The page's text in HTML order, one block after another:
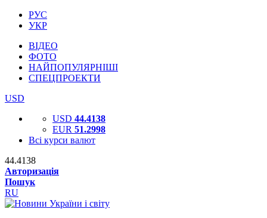
РУС
УКР
ВІДЕО
ФОТО
НАЙПОПУЛЯРНІШІ
СПЕЦПРОЕКТИ
USD
USD 44.4138
EUR 51.2998
Всі курси валют
44.4138
Авторизація
Пошук
RU